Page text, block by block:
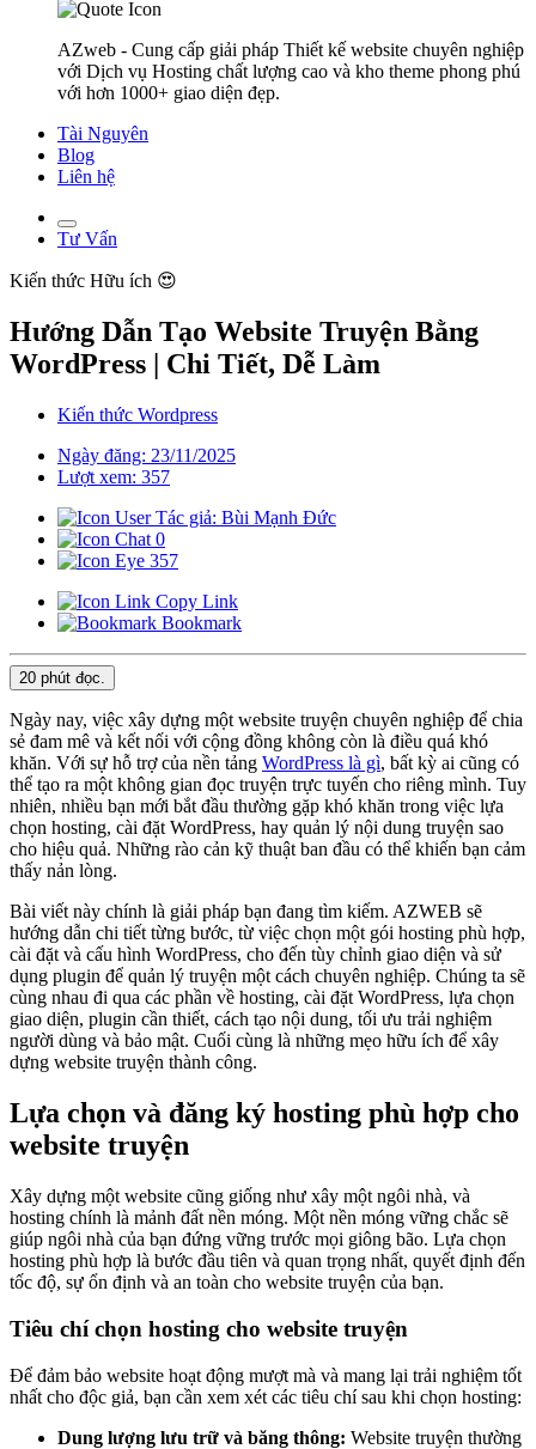
AZweb - Cung cấp giải pháp Thiết kế website chuyên nghiệp
với Dịch vụ Hosting chất lượng cao và kho theme phong phú
với hơn 1000+ giao diện đẹp.
Tài Nguyên
Blog
Liên hệ
Tư Vấn
Kiến thức Hữu ích 😍
Hướng Dẫn Tạo Website Truyện Bằng
WordPress | Chi Tiết, Dễ Làm
Kiến thức Wordpress
Ngày đăng: 23/11/2025
Lượt xem: 357
Tác giả: Bùi Mạnh Đức
0
357
Copy Link
Bookmark
20 phút đọc.
Ngày nay, việc xây dựng một website truyện chuyên nghiệp để chia
sẻ đam mê và kết nối với cộng đồng không còn là điều quá khó
khăn. Với sự hỗ trợ của nền tảng WordPress là gì, bất kỳ ai cũng có
thể tạo ra một không gian đọc truyện trực tuyến cho riêng mình. Tuy
nhiên, nhiều bạn mới bắt đầu thường gặp khó khăn trong việc lựa
chọn hosting, cài đặt WordPress, hay quản lý nội dung truyện sao
cho hiệu quả. Những rào cản kỹ thuật ban đầu có thể khiến bạn cảm
thấy nản lòng.
Bài viết này chính là giải pháp bạn đang tìm kiếm. AZWEB sẽ
hướng dẫn chi tiết từng bước, từ việc chọn một gói hosting phù hợp,
cài đặt và cấu hình WordPress, cho đến tùy chỉnh giao diện và sử
dụng plugin để quản lý truyện một cách chuyên nghiệp. Chúng ta sẽ
cùng nhau đi qua các phần về hosting, cài đặt WordPress, lựa chọn
giao diện, plugin cần thiết, cách tạo nội dung, tối ưu trải nghiệm
người dùng và bảo mật. Cuối cùng là những mẹo hữu ích để xây
dựng website truyện thành công.
Lựa chọn và đăng ký hosting phù hợp cho
website truyện
Xây dựng một website cũng giống như xây một ngôi nhà, và
hosting chính là mảnh đất nền móng. Một nền móng vững chắc sẽ
giúp ngôi nhà của bạn đứng vững trước mọi giông bão. Lựa chọn
hosting phù hợp là bước đầu tiên và quan trọng nhất, quyết định đến
tốc độ, sự ổn định và an toàn cho website truyện của bạn.
Tiêu chí chọn hosting cho website truyện
Để đảm bảo website hoạt động mượt mà và mang lại trải nghiệm tốt
nhất cho độc giả, bạn cần xem xét các tiêu chí sau khi chọn hosting:
Dung lượng lưu trữ và băng thông: Website truyện thường